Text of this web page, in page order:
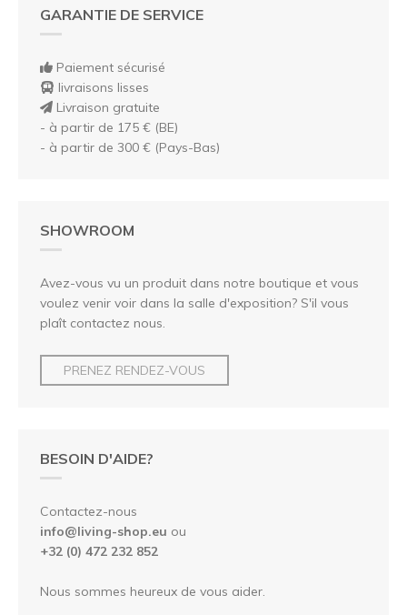
GARANTIE DE SERVICE
Paiement sécurisé
livraisons lisses
Livraison gratuite
- à partir de 175 € (BE)
- à partir de 300 € (Pays-Bas)
SHOWROOM
Avez-vous vu un produit dans notre boutique et vous
voulez venir voir dans la salle d'exposition? S'il vous
plaît contactez nous.
PRENEZ RENDEZ-VOUS
BESOIN D'AIDE?
Contactez-nous
info@living-shop.eu ou
+32 (0) 472 232 852
Nous sommes heureux de vous aider.